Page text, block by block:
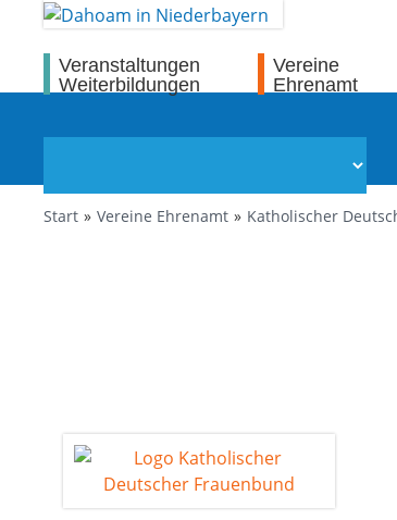
Veranstaltungen
Weiterbildungen
Vereine
Ehrenamt
Start Vereine Ehrenamt Katholischer